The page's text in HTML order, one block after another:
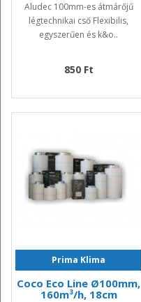
Aludec 100mm-es átmárőjű
légtechnikai cső Flexibilis,
egyszerűen és k&o..
850 Ft
Prima Klima
Coco Eco Line Ø100mm,
160m³/h, 18cm